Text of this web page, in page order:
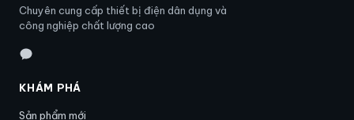
Chuyên cung cấp thiết bị điện dân dụng và
công nghiệp chất lượng cao
KHÁM PHÁ
Sản phẩm mới